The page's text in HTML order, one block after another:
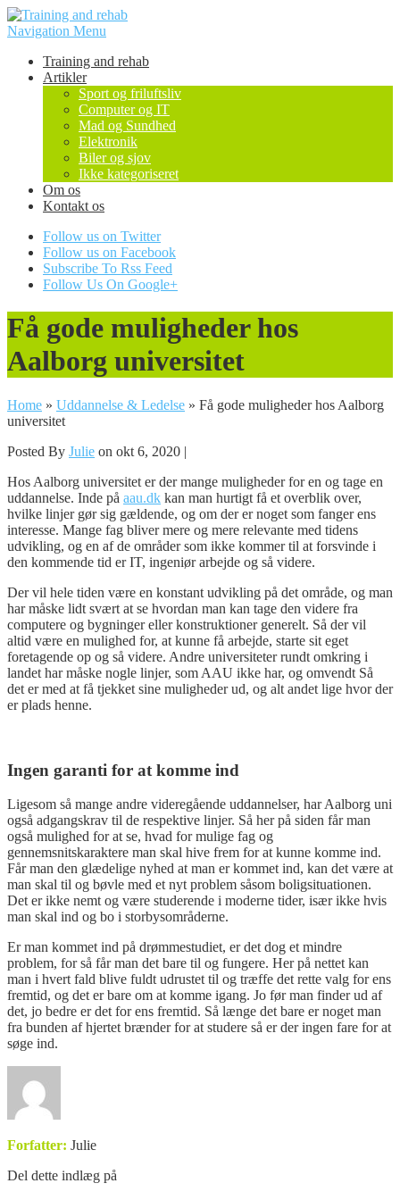
Navigation Menu
Training and rehab
Artikler
Sport og friluftsliv
Computer og IT
Mad og Sundhed
Elektronik
Biler og sjov
Ikke kategoriseret
Om os
Kontakt os
Follow us on Twitter
Follow us on Facebook
Subscribe To Rss Feed
Follow Us On Google+
Få gode muligheder hos
Aalborg universitet
Home » Uddannelse & Ledelse » Få gode muligheder hos Aalborg
universitet
Posted By Julie on okt 6, 2020 |
Hos Aalborg universitet er der mange muligheder for en og tage en
uddannelse. Inde på aau.dk kan man hurtigt få et overblik over,
hvilke linjer gør sig gældende, og om der er noget som fanger ens
interesse. Mange fag bliver mere og mere relevante med tidens
udvikling, og en af de områder som ikke kommer til at forsvinde i
den kommende tid er IT, ingeniør arbejde og så videre.
Der vil hele tiden være en konstant udvikling på det område, og man
har måske lidt svært at se hvordan man kan tage den videre fra
computere og bygninger eller konstruktioner generelt. Så der vil
altid være en mulighed for, at kunne få arbejde, starte sit eget
foretagende op og så videre. Andre universiteter rundt omkring i
landet har måske nogle linjer, som AAU ikke har, og omvendt Så
det er med at få tjekket sine muligheder ud, og alt andet lige hvor der
er plads henne.
Ingen garanti for at komme ind
Ligesom så mange andre videregående uddannelser, har Aalborg uni
også adgangskrav til de respektive linjer. Så her på siden får man
også mulighed for at se, hvad for mulige fag og
gennemsnitskaraktere man skal hive frem for at kunne komme ind.
Får man den glædelige nyhed at man er kommet ind, kan det være at
man skal til og bøvle med et nyt problem såsom boligsituationen.
Det er ikke nemt og være studerende i moderne tider, især ikke hvis
man skal ind og bo i storbysområderne.
Er man kommet ind på drømmestudiet, er det dog et mindre
problem, for så får man det bare til og fungere. Her på nettet kan
man i hvert fald blive fuldt udrustet til og træffe det rette valg for ens
fremtid, og det er bare om at komme igang. Jo før man finder ud af
det, jo bedre er det for ens fremtid. Så længe det bare er noget man
fra bunden af hjertet brænder for at studere så er der ingen fare for at
søge ind.
Forfatter: Julie
Del dette indlæg på